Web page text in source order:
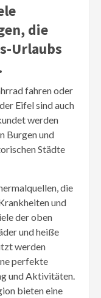
die
Urlaubs
fahren oder
Eifel sind auch
werden
Burgen und
Städte
die
und
der oben
und heiße
werden
perfekte
und Aktivitäten.
bieten eine